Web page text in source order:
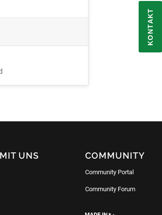
UNS COMMUNITY
Community Portal
Community Forum
KONTAKT
Auf LinkedIn folgen